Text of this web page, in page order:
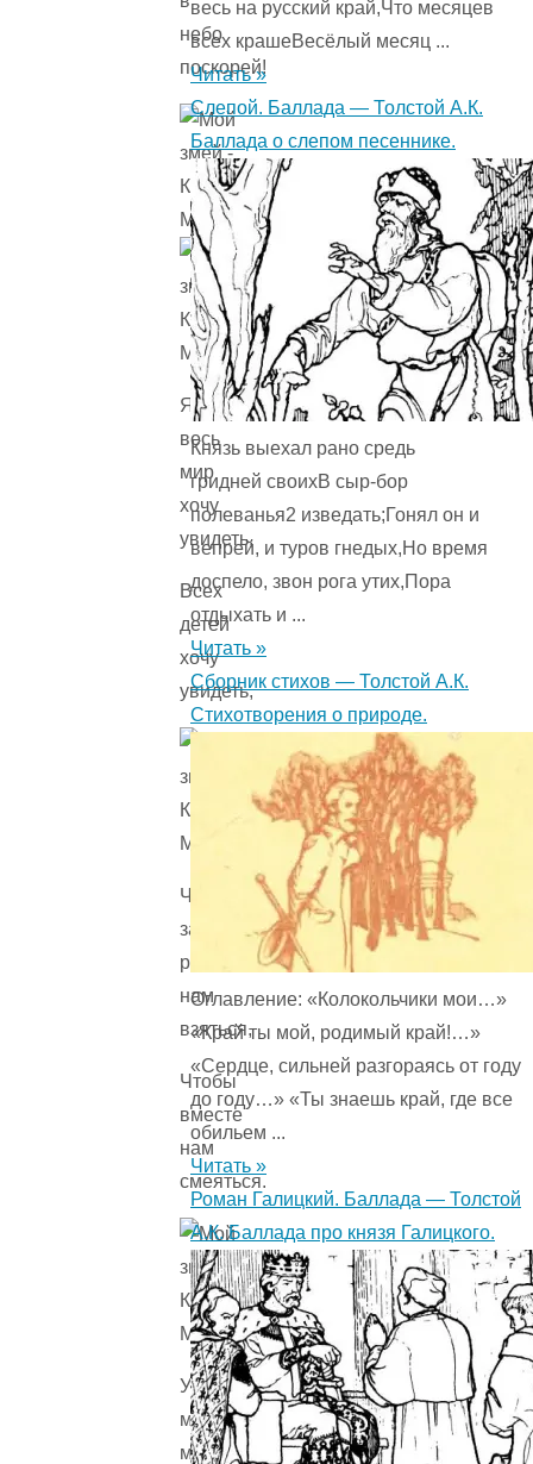
небо
поскорей!
Я
весь
мир
хочу
увидеть,
Всех
детей
хочу
увидеть,
Чтобы
за
руки
нам
взяться,
Чтобы
вместе
нам
смеяться.
Унеси
меня,
мой
весь на русский край,Что месяцев
всех крашеВесёлый месяц ...
Читать »
Слепой. Баллада — Толстой А.К.
Баллада о слепом песеннике.
Князь выехал рано средь
гридней своихВ сыр-бор
полеванья2 изведать;Гонял он и
вепрей, и туров гнедых,Но время
доспело, звон рога утих,Пора
отдыхать и ...
Читать »
Сборник стихов — Толстой А.К.
Стихотворения о природе.
Оглавление: «Колокольчики мои…»
«Край ты мой, родимый край!…»
«Сердце, сильней разгораясь от году
до году…» «Ты знаешь край, где все
обильем ...
Читать »
Роман Галицкий. Баллада — Толстой
А.К. Баллада про князя Галицкого.